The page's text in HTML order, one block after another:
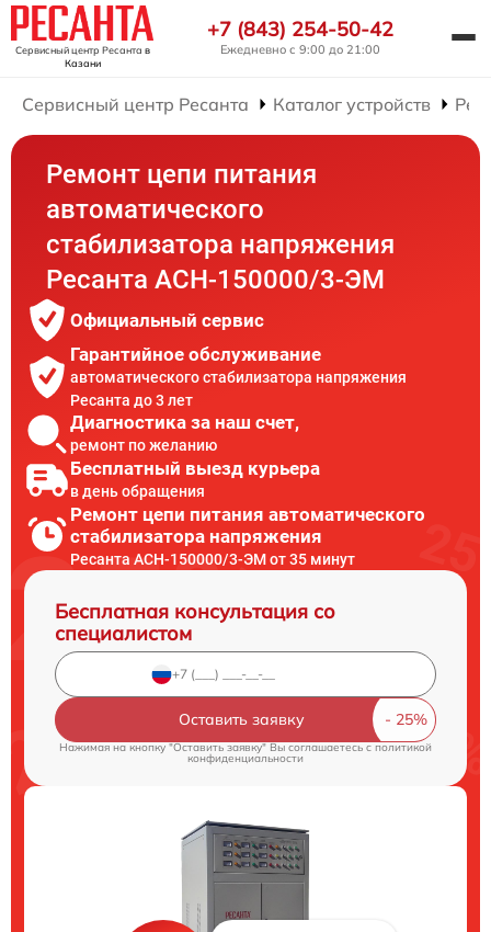
Сервисный центр Ресанта в
Казани
+7 (843) 254-50-42
Ежедневно с 9:00 до 21:00
Сервисный центр Ресанта Каталог устройств
Ремонт цепи питания
автоматического
стабилизатора напряжения
Ресанта АСН-150000/3-ЭМ
Официальный сервис
Гарантийное обслуживание
автоматического стабилизатора напряжения
Ресанта до 3 лет
Диагностика за наш счет,
ремонт по желанию
Бесплатный выезд курьера
в день обращения
Ремонт цепи питания автоматического
стабилизатора напряжения
Ресанта АСН-150000/3-ЭМ от 35 минут
Бесплатная консультация со
специалистом
Оставить заявку
Нажимая на кнопку "Оставить заявку" Вы соглашаетесь cполитикой
конфиденциальности